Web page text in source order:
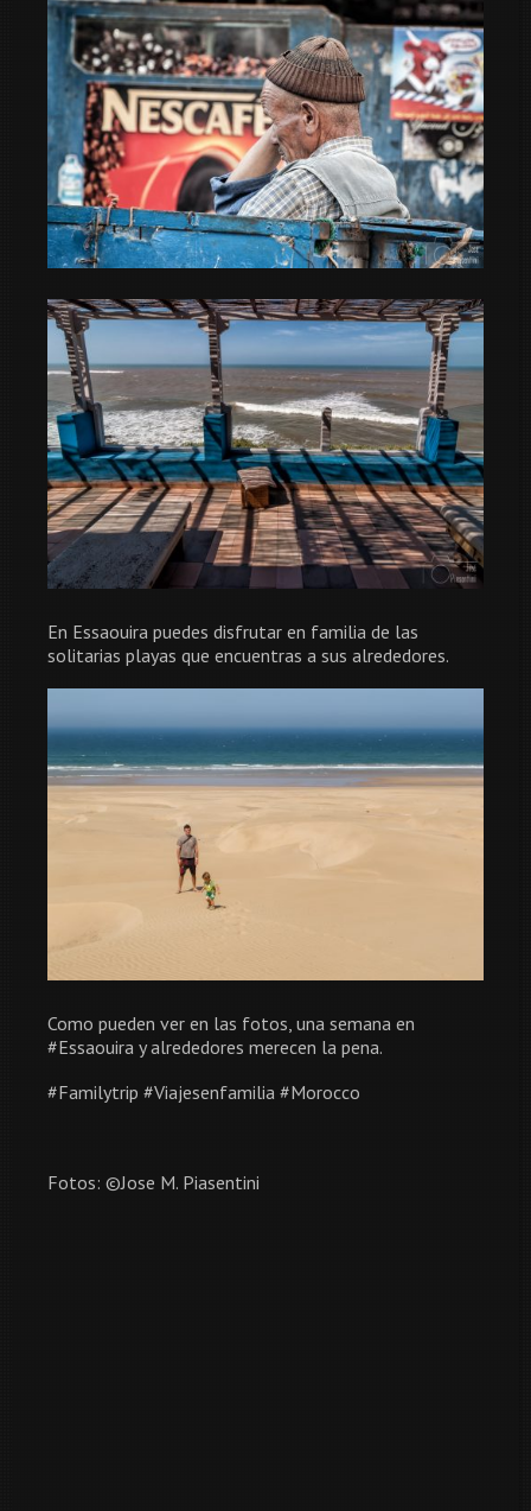
En Essaouira puedes disfrutar en familia de las
solitarias playas que encuentras a sus alrededores.
Como pueden ver en las fotos, una semana en
#Essaouira y alrededores merecen la pena.
#Familytrip #Viajesenfamilia #Morocco
Fotos: ©Jose M. Piasentini